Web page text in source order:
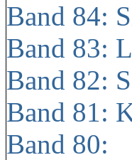
Band 84:
Band 83:
Band 82:
Band 81:
Band 80: